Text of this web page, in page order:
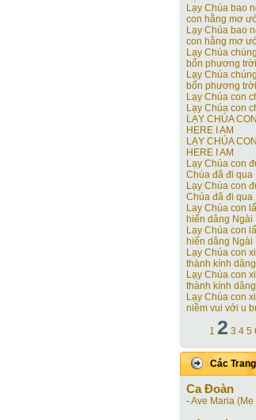
Lạy Chúa bao
con hằng mơ
Lạy Chúa bao
con hằng mơ
Lạy Chúa
bốn phương trời
Lạy Chúa
bốn phương trời
Lạy Chúa con
Lạy Chúa con
LẠY CHÚA
HERE I AM
LẠY CHÚA
HERE I AM
Lạy Chúa con
Chúa đã đi qua
Lạy Chúa con
Chúa đã đi qua
Lạy Chúa con
hiến dâng Ngài
Lạy Chúa con
hiến dâng Ngài
Lạy Chúa con
thành kính
Lạy Chúa con
thành kính
Lạy Chúa con
niềm vui với u
1 2 3 4 5
Các
Ca Ðoàn
-Ave Maria